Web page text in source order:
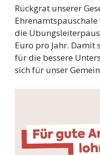
Rückgrat unserer
die
Euro pro Jahr. Damit
für die bessere
sich für unser